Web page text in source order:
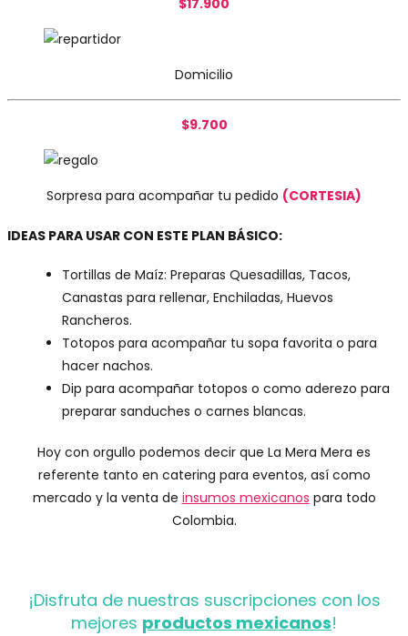
$17.900
Domicilio
$9.700
Sorpresa para acompañar tu pedido (CORTESIA)
IDEAS PARA USAR CON ESTE PLAN BÁSICO:
Tortillas de Maíz: Preparas Quesadillas, Tacos,
Canastas para rellenar, Enchiladas, Huevos
Rancheros.
Totopos para acompañar tu sopa favorita o para
hacer nachos.
Dip para acompañar totopos o como aderezo para
preparar sanduches o carnes blancas.
Hoy con orgullo podemos decir que La Mera Mera es
referente tanto en catering para eventos, así como
mercado y la venta de insumos mexicanos para todo
Colombia.
¡Disfruta de nuestras suscripciones con los
mejores productos mexicanos!